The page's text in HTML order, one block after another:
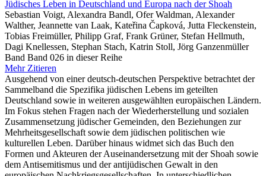
Jüdisches Leben in Deutschland und Europa nach der Shoah
Sebastian Voigt, Alexandra Bandl, Ofer Waldman, Alexander
Walther, Jeannette van Laak, Kateřina Čapková, Jutta Fleckenstein,
Tobias Freimüller, Philipp Graf, Frank Grüner, Stefan Hellmuth,
Dagi Knellessen, Stephan Stach, Katrin Stoll, Jörg Ganzenmüller
Band Band 026 in dieser Reihe
Mehr Zitieren
Ausgehend von einer deutsch-deutschen Perspektive betrachtet der
Sammelband die Spezifika jüdischen Lebens im geteilten
Deutschland sowie in weiteren ausgewählten europäischen Ländern.
Im Fokus stehen Fragen nach der Wiederherstellung und sozialen
Zusammensetzung jüdischer Gemeinden, den Beziehungen zur
Mehrheitsgesellschaft sowie dem jüdischen politischen wie
kulturellen Leben. Darüber hinaus widmet sich das Buch den
Formen und Akteuren der Auseinandersetzung mit der Shoah sowie
dem Antisemitismus und der antijüdischen Gewalt in den